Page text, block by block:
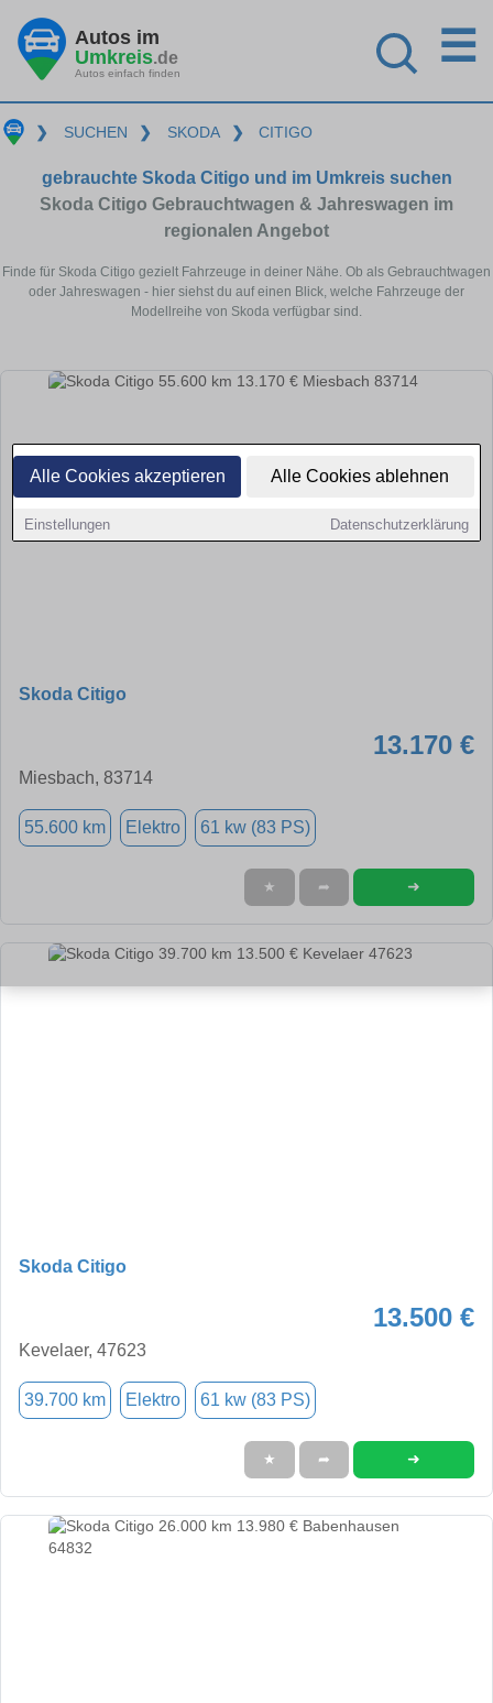
Alle Cookies akzeptieren Alle Cookies ablehnen
Einstellungen Datenschutzerklärung
Autos im
Umkreis.de
Autos einfach finden
☰
❯ SUCHEN ❯ SKODA ❯ CITIGO
gebrauchte Skoda Citigo und im Umkreis suchen
Skoda Citigo Gebrauchtwagen & Jahreswagen im
regionalen Angebot
Finde für Skoda Citigo gezielt Fahrzeuge in deiner Nähe. Ob als Gebrauchtwagen
oder Jahreswagen - hier siehst du auf einen Blick, welche Fahrzeuge der
Modellreihe von Skoda verfügbar sind.
Skoda Citigo
13.170 €
Miesbach, 83714
55.600 km Elektro 61 kw (83 PS)
★ ➦ ➜
Skoda Citigo
13.500 €
Kevelaer, 47623
39.700 km Elektro 61 kw (83 PS)
★ ➦ ➜